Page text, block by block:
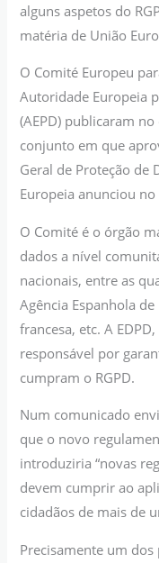
alguns aspetos do
matéria de União
O Comité Europeu
Autoridade Europeia
(AEPD) publicaram
conjunto em que
Geral de Proteção de
Europeia anunciou
O Comité é o órgão
dados a nível
nacionais, entre as
Agência Espanhola de
francesa, etc. A
responsável por
cumpram o RGPD.
Num comunicado
que o novo
introduziria “novas
devem cumprir ao
cidadãos de mais de
Precisamente um dos